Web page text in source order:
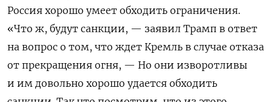
Россия хорошо умеет обходить ограничения.
«Что ж, будут санкции, — заявил Трамп в ответ
на вопрос о том, что ждет Кремль в случае отказа
от прекращения огня, — Но они изворотливы
и им довольно хорошо удается обходить